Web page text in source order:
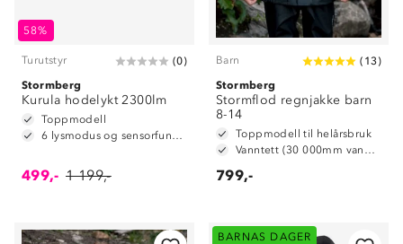
58%
Turutstyr (0)
Stormberg
Kurula hodelykt 2300lm
Toppmodell
6 lysmodus og sensorfunksjon
499,- 1 199,-
Barn ( 13)
Stormberg
Stormflod regnjakke barn
8-14
Toppmodell til helårsbruk
Vanntett (30 000mm vannsøyle)
799,-
BARNAS DAGER